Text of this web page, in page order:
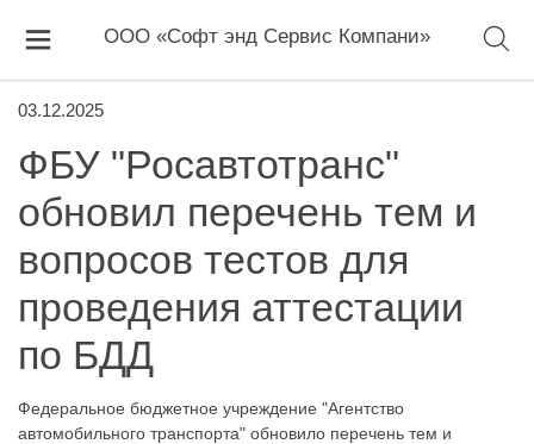
ООО «Софт энд Сервис Компани»
03.12.2025
ФБУ "Росавтотранс"
обновил перечень тем и
вопросов тестов для
проведения аттестации
по БДД
Федеральное бюджетное учреждение "Агентство
автомобильного транспорта" обновило перечень тем и